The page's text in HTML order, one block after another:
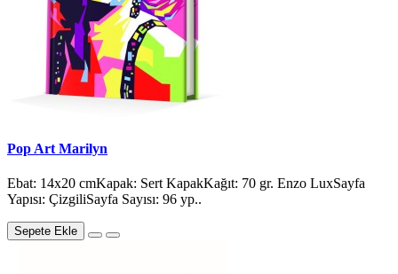
Pop Art Marilyn
Ebat: 14x20 cmKapak: Sert KapakKağıt: 70 gr. Enzo LuxSayfa
Yapısı: ÇizgiliSayfa Sayısı: 96 yp..
Sepete Ekle